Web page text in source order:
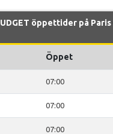
öppettider på
Öppet
07:00
07:00
07:00